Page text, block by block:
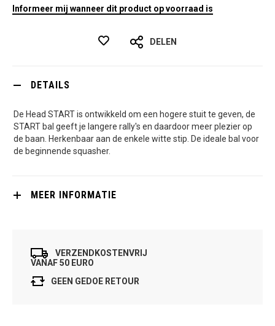
Informeer mij wanneer dit product op voorraad is
DELEN
DETAILS
De Head START is ontwikkeld om een hogere stuit te geven, de
START bal geeft je langere rally's en daardoor meer plezier op
de baan. Herkenbaar aan de enkele witte stip. De ideale bal voor
de beginnende squasher.
MEER INFORMATIE
VERZENDKOSTENVRIJ
VANAF 50 EURO
GEEN GEDOE RETOUR